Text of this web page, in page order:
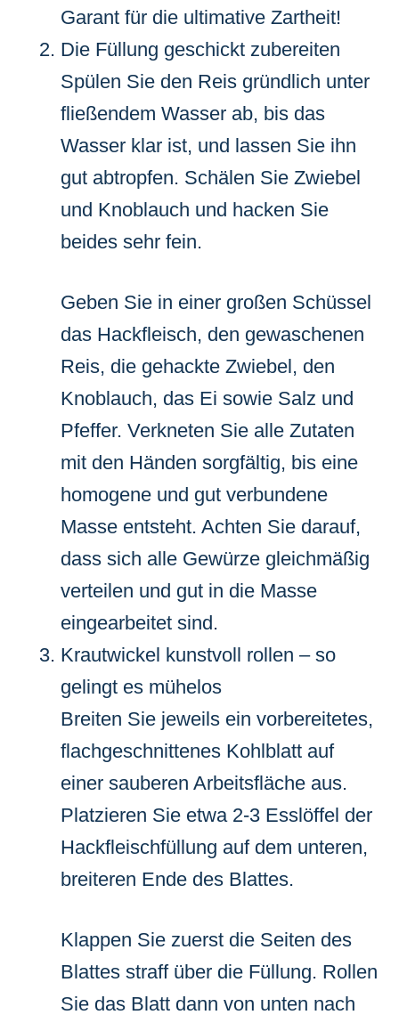
Garant für die ultimative Zartheit!
Die Füllung geschickt zubereiten
Spülen Sie den Reis gründlich unter
fließendem Wasser ab, bis das
Wasser klar ist, und lassen Sie ihn
gut abtropfen. Schälen Sie Zwiebel
und Knoblauch und hacken Sie
beides sehr fein.
Geben Sie in einer großen Schüssel
das Hackfleisch, den gewaschenen
Reis, die gehackte Zwiebel, den
Knoblauch, das Ei sowie Salz und
Pfeffer. Verkneten Sie alle Zutaten
mit den Händen sorgfältig, bis eine
homogene und gut verbundene
Masse entsteht. Achten Sie darauf,
dass sich alle Gewürze gleichmäßig
verteilen und gut in die Masse
eingearbeitet sind.
Krautwickel kunstvoll rollen – so
gelingt es mühelos
Breiten Sie jeweils ein vorbereitetes,
flachgeschnittenes Kohlblatt auf
einer sauberen Arbeitsfläche aus.
Platzieren Sie etwa 2-3 Esslöffel der
Hackfleischfüllung auf dem unteren,
breiteren Ende des Blattes.
Klappen Sie zuerst die Seiten des
Blattes straff über die Füllung. Rollen
Sie das Blatt dann von unten nach